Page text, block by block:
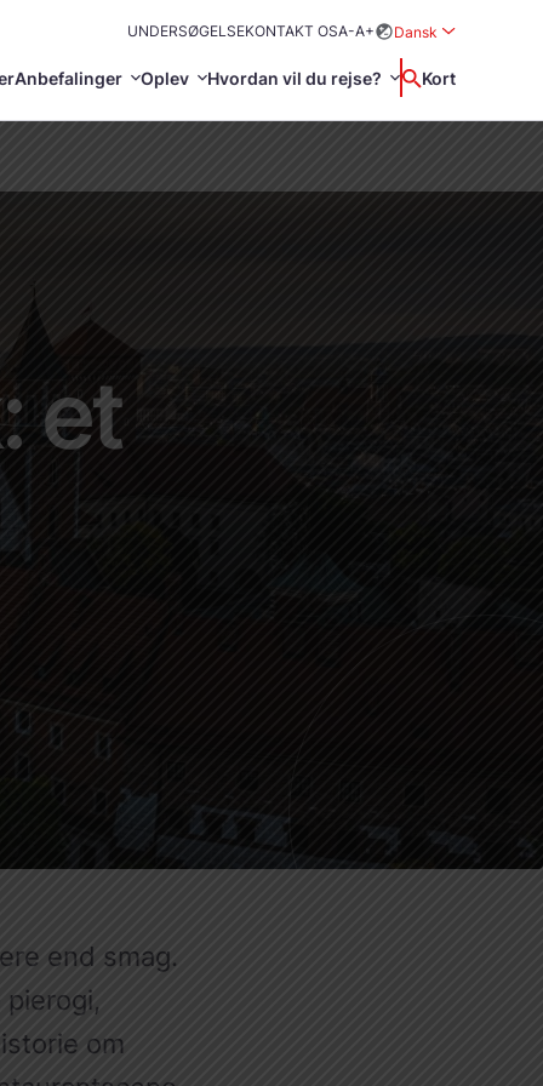
UNDERSØGELSEKONTAKT OSA-A+
Dansk
Anbefalinger
skønhed
Oplev
Polen
Hvordan vil du rejse? Wyszukaj
Kort
et
end smag.
om